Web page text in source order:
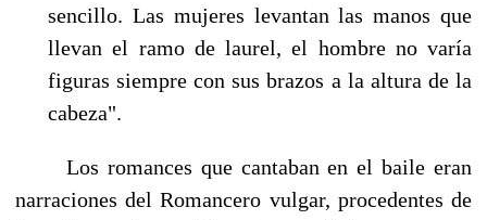
sencillo. Las mujeres levantan las manos que
llevan el ramo de laurel, el hombre no varía
figuras siempre con sus brazos a la altura de la
cabeza".
Los romances que cantaban en el baile eran
narraciones del Romancero vulgar, procedentes de